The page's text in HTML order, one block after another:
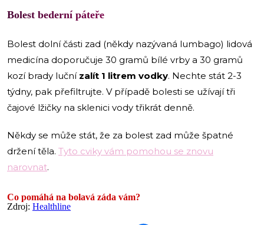
Bolest bederní páteře
Bolest dolní části zad (někdy nazývaná lumbago) lidová
medicína doporučuje 30 gramů bílé vrby a 30 gramů
kozí brady luční zalít 1 litrem vodky. Nechte stát 2-3
týdny, pak přefiltrujte. V případě bolesti se užívají tři
čajové lžičky na sklenici vody třikrát denně.
Někdy se může stát, že za bolest zad může špatné
držení těla. Tyto cviky vám pomohou se znovu
narovnat.
Co pomáhá na bolavá záda vám?
Zdroj: Healthline